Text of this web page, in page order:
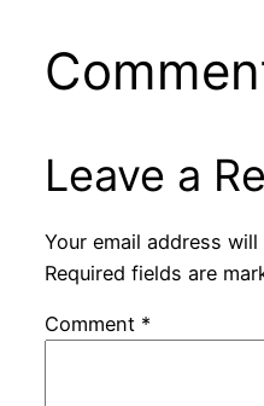
Leave a
Your email address
Required fields are
Comment *